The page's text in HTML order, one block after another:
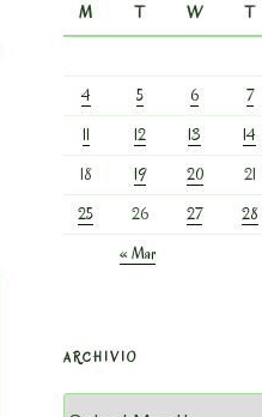
M
T W T
4
5 6 7
11
12 13 14
18
19 20 21
25
26 27 28
« Mar
ARCHIVIO